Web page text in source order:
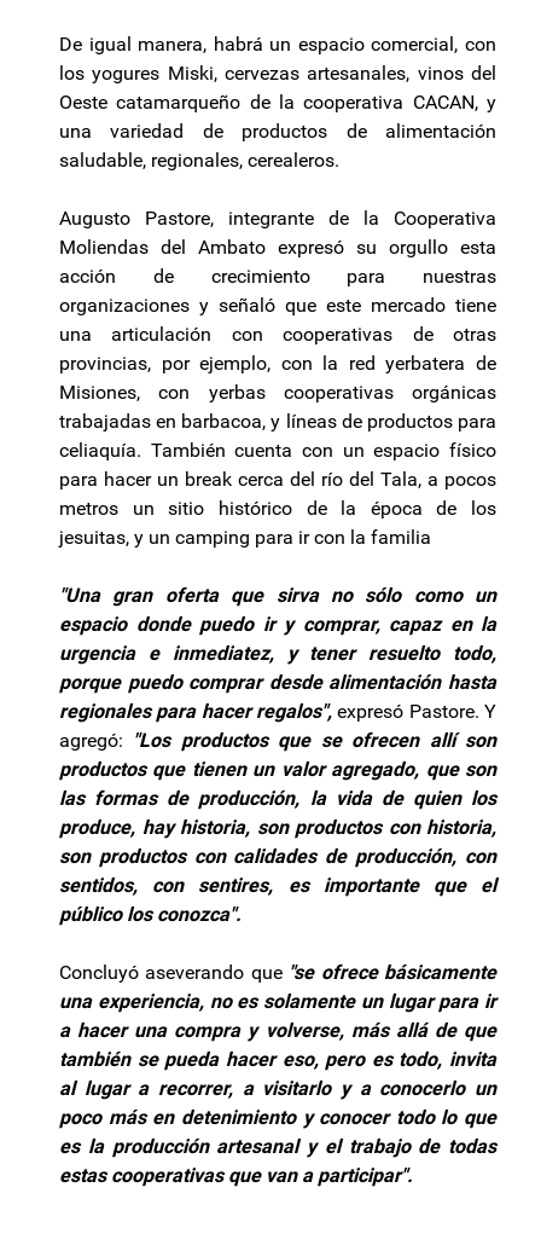
De igual manera, habrá un espacio comercial, con
los yogures Miski, cervezas artesanales, vinos del
Oeste catamarqueño de la cooperativa CACAN, y
una variedad de productos de alimentación
saludable, regionales, cerealeros.
Augusto Pastore, integrante de la Cooperativa
Moliendas del Ambato expresó su orgullo esta
acción de crecimiento para nuestras
organizaciones y señaló que este mercado tiene
una articulación con cooperativas de otras
provincias, por ejemplo, con la red yerbatera de
Misiones, con yerbas cooperativas orgánicas
trabajadas en barbacoa, y líneas de productos para
celiaquía. También cuenta con un espacio físico
para hacer un break cerca del río del Tala, a pocos
metros un sitio histórico de la época de los
jesuitas, y un camping para ir con la familia
"Una gran oferta que sirva no sólo como un
espacio donde puedo ir y comprar, capaz en la
urgencia e inmediatez, y tener resuelto todo,
porque puedo comprar desde alimentación hasta
regionales para hacer regalos", expresó Pastore. Y
agregó: "Los productos que se ofrecen allí son
productos que tienen un valor agregado, que son
las formas de producción, la vida de quien los
produce, hay historia, son productos con historia,
son productos con calidades de producción, con
sentidos, con sentires, es importante que el
público los conozca".
Concluyó aseverando que "se ofrece básicamente
una experiencia, no es solamente un lugar para ir
a hacer una compra y volverse, más allá de que
también se pueda hacer eso, pero es todo, invita
al lugar a recorrer, a visitarlo y a conocerlo un
poco más en detenimiento y conocer todo lo que
es la producción artesanal y el trabajo de todas
estas cooperativas que van a participar".